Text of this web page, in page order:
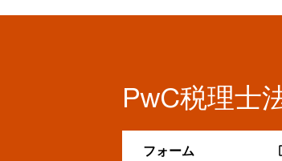
PwC税理士
フォーム